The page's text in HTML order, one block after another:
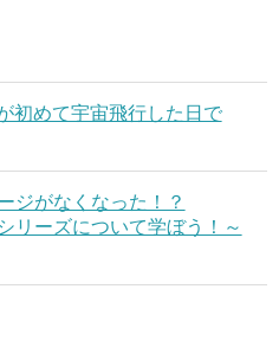
初めて宇宙飛行した日で
ジがなくなった！？
リーズについて学ぼう！～